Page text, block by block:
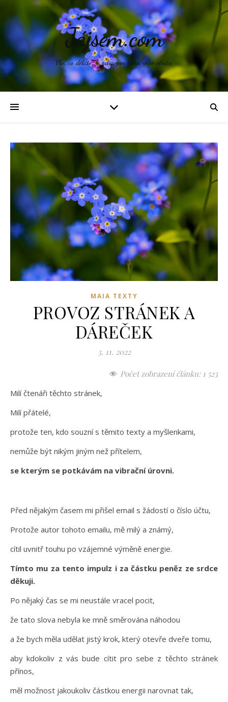
Jájsem.com
Vše, co děláte, je odrazem toho, v co věříte.
MAIA TEXTY
PROVOZ STRÁNEK A
DÁREČEK
3. 11. 2022
Počet zobrazení článku: 1 523
Milí čtenáři těchto stránek,
Milí přátelé,
protože ten, kdo souzní s těmito texty a myšlenkami,
nemůže být nikým jiným než přítelem,
se kterým se potkávám na vibrační úrovni.
Před nějakým časem mi přišel email s žádostí o číslo účtu,
Protože autor tohoto emailu, mě milý a známý,
cítil uvnitř touhu po vzájemné výměně energie.
Tímto mu za tento impulz i za částku peněz ze srdce
děkuji.
Po nějaký čas se mi neustále vracel pocit,
že tato slova nebyla ke mně směrována náhodou
a že bych měla udělat jistý krok, který otevře dveře tomu,
aby kdokoliv z vás bude cítit pro sebe z těchto stránek
přínos,
měl možnost jakoukoliv částkou energii narovnat tak,